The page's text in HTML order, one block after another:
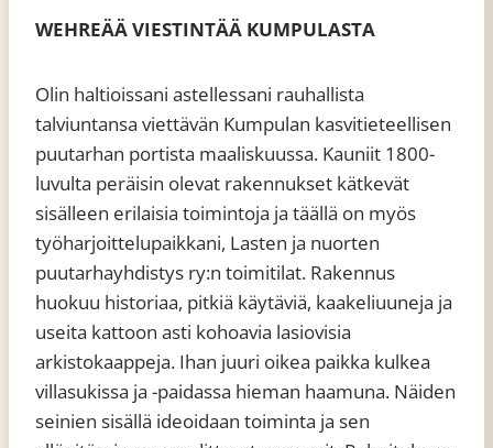
WEHREÄÄ VIESTINTÄÄ KUMPULASTA
Olin haltioissani astellessani rauhallista
talviuntansa viettävän Kumpulan kasvitieteellisen
puutarhan portista maaliskuussa. Kauniit 1800-
luvulta peräisin olevat rakennukset kätkevät
sisälleen erilaisia toimintoja ja täällä on myös
työharjoittelupaikkani, Lasten ja nuorten
puutarhayhdistys ry:n toimitilat. Rakennus
huokuu historiaa, pitkiä käytäviä, kaakeliuuneja ja
useita kattoon asti kohoavia lasiovisia
arkistokaappeja. Ihan juuri oikea paikka kulkea
villasukissa ja -paidassa hieman haamuna. Näiden
seinien sisällä ideoidaan toiminta ja sen